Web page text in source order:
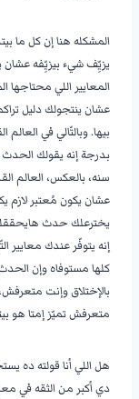
المشكله هنا إن كل ما
يزيِّف شيء بيزيِّفه
المعايير اللي
عشان ينتجولك دليل
بيها. وبالتّالي في
سنه، بالعكس، العالم
عشان يكون مُعتبر لازم
يخترعلك حدث هايحققلك
إنه يتوفّر عندك معايير
كلها مستوفاه وإن
بالإختلاق وإنت
متعرفش تميّز إمتا هو
هل اللي أنا قولته ده
دي أكبر من الثقه في